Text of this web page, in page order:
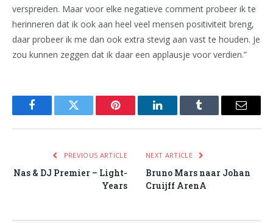
verspreiden. Maar voor elke negatieve comment probeer ik te
herinneren dat ik ook aan heel veel mensen positiviteit breng,
daar probeer ik me dan ook extra stevig aan vast te houden. Je
zou kunnen zeggen dat ik daar een applausje voor verdien.”
FacebookTwitter Pinterest LinkedInTumblr Email
PREVIOUS ARTICLE
Nas & DJ Premier – Light-
Years
NEXT ARTICLE
Bruno Mars naar Johan
Cruijff ArenA